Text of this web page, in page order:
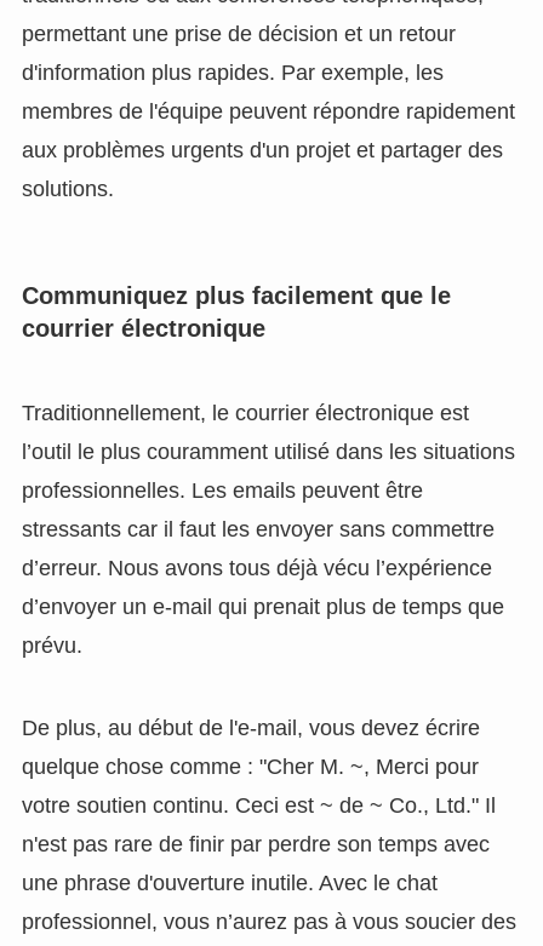
permettant une prise de décision et un retour
d'information plus rapides. Par exemple, les
membres de l'équipe peuvent répondre rapidement
aux problèmes urgents d'un projet et partager des
solutions.
Communiquez plus facilement que le
courrier électronique
Traditionnellement, le courrier électronique est
l’outil le plus couramment utilisé dans les situations
professionnelles. Les emails peuvent être
stressants car il faut les envoyer sans commettre
d’erreur. Nous avons tous déjà vécu l’expérience
d’envoyer un e-mail qui prenait plus de temps que
prévu.
De plus, au début de l'e-mail, vous devez écrire
quelque chose comme : "Cher M. ~, Merci pour
votre soutien continu. Ceci est ~ de ~ Co., Ltd." Il
n'est pas rare de finir par perdre son temps avec
une phrase d'ouverture inutile. Avec le chat
professionnel, vous n’aurez pas à vous soucier des